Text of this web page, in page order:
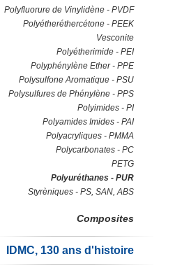
Polyfluorure de Vinylidène - PVDF
Polyétheréthercétone - PEEK
Vesconite
Polyétherimide - PEI
Polyphénylène Ether - PPE
Polysulfone Aromatique - PSU
Polysulfures de Phénylène - PPS
Polyimides - PI
Polyamides Imides - PAI
Polyacryliques - PMMA
Polycarbonates - PC
PETG
Polyuréthanes - PUR
Styrèniques - PS, SAN, ABS
Composites
IDMC, 130 ans d'histoire